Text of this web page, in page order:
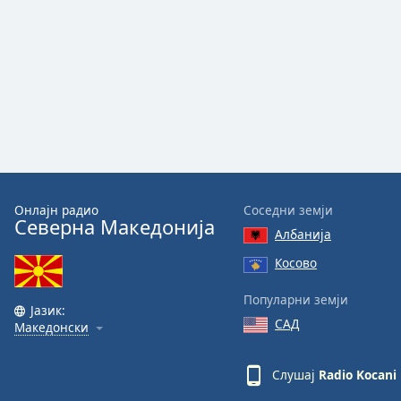
window.
Beginning
dialog
window.
Escape
will
Онлајн радио
Северна Македонија
Јазик:
Македонски
Соседни земји
Албанија
Косово
Популарни земји
САД
Слушај Radio Kocani